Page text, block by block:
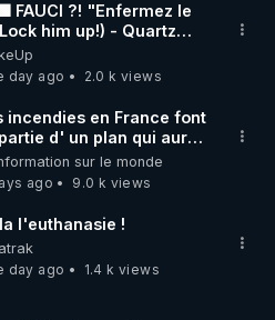
FAUCI ?! "Enfermez le
him up!) - Quartz
day ago
2.0 k views
incendies en France font
d' un plan qui aurait
le 11 septembre 2001
sur le monde
ago
9.0 k views
l'euthanasie !
day ago
1.4 k views